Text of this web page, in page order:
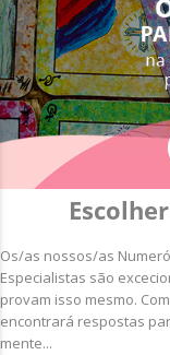
Os/as nossos/as
Especialistas são
provam isso mesmo.
encontrará respostas
mente...